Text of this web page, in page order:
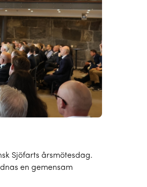
Sjöfarts årsmötesdag.
en gemensam